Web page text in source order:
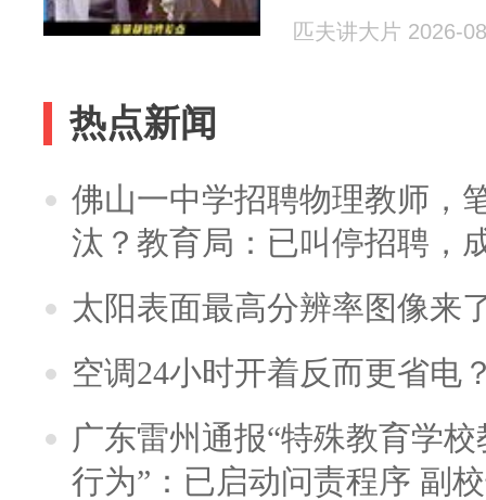
匹夫讲大片 2026-
热点新闻
佛山一中学招聘物理教师，
汰？教育局：已叫停招聘，
太阳表面最高分辨率图像来
空调24小时开着反而更省电
广东雷州通报“特殊教育学
行为”：已启动问责程序 副